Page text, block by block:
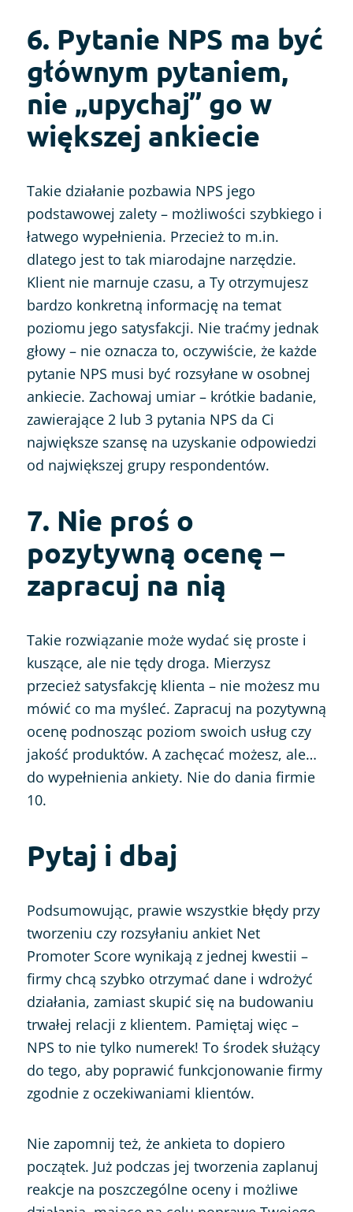
6. Pytanie NPS ma być
głównym pytaniem,
nie „upychaj” go w
większej ankiecie
Takie działanie pozbawia NPS jego
podstawowej zalety – możliwości szybkiego i
łatwego wypełnienia. Przecież to m.in.
dlatego jest to tak miarodajne narzędzie.
Klient nie marnuje czasu, a Ty otrzymujesz
bardzo konkretną informację na temat
poziomu jego satysfakcji. Nie traćmy jednak
głowy – nie oznacza to, oczywiście, że każde
pytanie NPS musi być rozsyłane w osobnej
ankiecie. Zachowaj umiar – krótkie badanie,
zawierające 2 lub 3 pytania NPS da Ci
największe szansę na uzyskanie odpowiedzi
od największej grupy respondentów.
7. Nie proś o
pozytywną ocenę –
zapracuj na nią
Takie rozwiązanie może wydać się proste i
kuszące, ale nie tędy droga. Mierzysz
przecież satysfakcję klienta – nie możesz mu
mówić co ma myśleć. Zapracuj na pozytywną
ocenę podnosząc poziom swoich usług czy
jakość produktów. A zachęcać możesz, ale…
do wypełnienia ankiety. Nie do dania firmie
10.
Pytaj i dbaj
Podsumowując, prawie wszystkie błędy przy
tworzeniu czy rozsyłaniu ankiet Net
Promoter Score wynikają z jednej kwestii –
firmy chcą szybko otrzymać dane i wdrożyć
działania, zamiast skupić się na budowaniu
trwałej relacji z klientem. Pamiętaj więc –
NPS to nie tylko numerek! To środek służący
do tego, aby poprawić funkcjonowanie firmy
zgodnie z oczekiwaniami klientów.
Nie zapomnij też, że ankieta to dopiero
początek. Już podczas jej tworzenia zaplanuj
reakcje na poszczególne oceny i możliwe